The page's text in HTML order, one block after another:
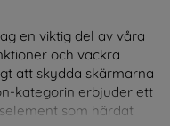
en viktig del av våra
och vackra
att skydda skärmarna
kategorin erbjuder ett
som härdat